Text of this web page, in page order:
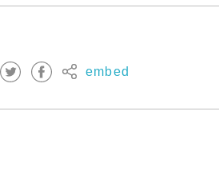
embed